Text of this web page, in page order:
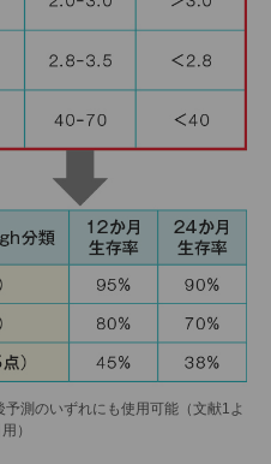
測のいずれにも使用可能（文献1よ
）